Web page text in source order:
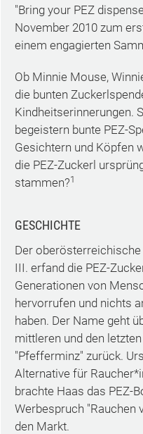
IMPRESSUM
"Bring your PEZ
November 2010 zum
einem engagierten
Ob Minnie Mouse,
die bunten
Kindheitserinnerungen.
begeistern bunte PEZ-
Gesichtern und Köpfen
die PEZ-Zuckerl
stammen?1
GESCHICHTE
Der
III. erfand die PEZ-
Generationen von
hervorrufen und nichts
haben. Der Name geht
mittleren und den
"Pfefferminz" zurück.
Alternative für
brachte Haas das PEZ-
Werbespruch "Rauchen
den Markt.